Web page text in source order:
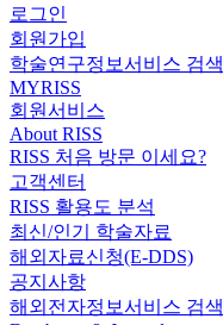
로그인
회원가입
학술연구정보서비스 검색
MYRISS
회원서비스
About RISS
RISS 처음 방문 이세요?
고객센터
RISS 활용도 분석
최신/인기 학술자료
해외자료신청(E-DDS)
공지사항
해외전자정보서비스 검색